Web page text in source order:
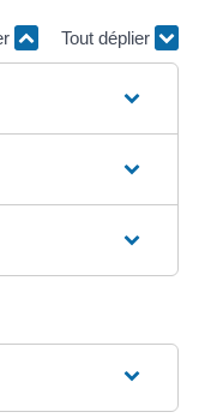
Tout déplier